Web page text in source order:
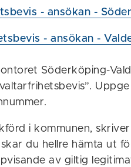
- ansökan -
- ansökan -
Söderköping-
i kommunen,
du hellre hämta ut
av giltig